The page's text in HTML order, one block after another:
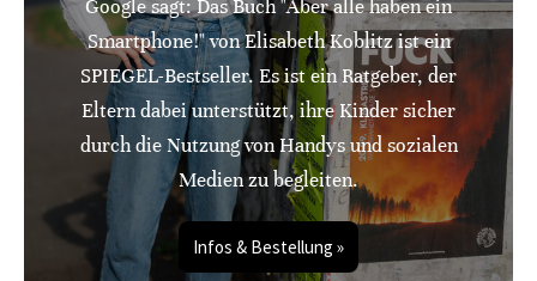
Google sagt: Das Buch "Aber alle haben ein
Smartphone!" von Elisabeth Koblitz ist ein
SPIEGEL-Bestseller. Es ist ein Ratgeber, der
Eltern dabei unterstützt, ihre Kinder sicher
durch die Nutzung von Handys und sozialen
Medien zu begleiten.
Infos & Bestellung »